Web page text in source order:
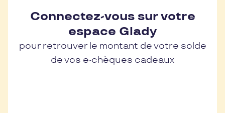
Connectez-vous sur votre
espace Glady
pour retrouver le montant de votre solde
de vos e-chèques cadeaux